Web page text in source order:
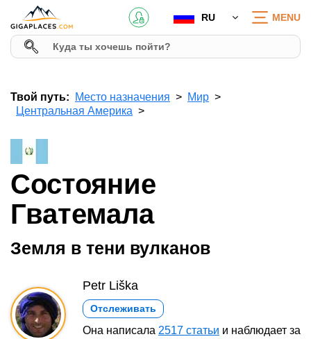
RU MENU
Твой путь: Место назначения
Мир
Центральная Америка
Состояние
Гватемала
Земля в тени вулканов
Petr Liška
Отслеживать
Она написала 2517 статьи и наблюдает за